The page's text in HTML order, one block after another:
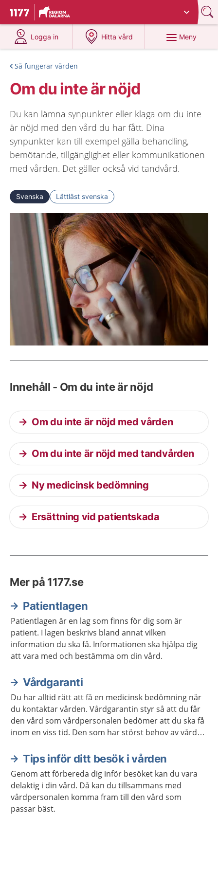
Till startsidan för 1177
Du har valt region
Logga in
på 1177.se
Hitta vård
på 1177.se
Meny
Så fungerar vården
Om du inte är nöjd
Du kan lämna synpunkter eller klaga om du inte
är nöjd med den vård du har fått. Dina
synpunkter kan till exempel gälla behandling,
bemötande, tillgänglighet eller kommunikationen
med vården. Det gäller också vid tandvård.
Svenska Lättläst svenska
Innehåll - Om du inte är nöjd
Om du inte är nöjd med vården
Om du inte är nöjd med tandvården
Ny medicinsk bedömning
Ersättning vid patientskada
Mer på 1177.se
Patientlagen
Patientlagen är en lag som finns för dig som är
patient. I lagen beskrivs bland annat vilken
information du ska få. Informationen ska hjälpa dig
att vara med och bestämma om din vård.
Vårdgaranti
Du har alltid rätt att få en medicinsk bedömning när
du kontaktar vården. Vårdgarantin styr så att du får
den vård som vårdpersonalen bedömer att du ska få
inom en viss tid. Den som har störst behov av vård
Tips inför ditt besök i vården
Genom att förbereda dig inför besöket kan du vara
delaktig i din vård. Då kan du tillsammans med
vårdpersonalen komma fram till den vård som
passar bäst.